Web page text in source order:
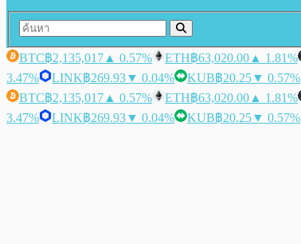
BTC฿2,135,017 ▲ 0.57% ETH฿63,020.00 ▲ 1.81%
3.47%
LINK฿269.93▼ 0.04% KUB฿20.25▼ 0.57%
BTC฿2,135,017 ▲ 0.57% ETH฿63,020.00 ▲ 1.81%
3.47%
LINK฿269.93▼ 0.04% KUB฿20.25▼ 0.57%